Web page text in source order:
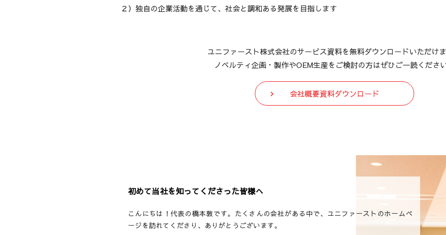
２）独自の企業活動を通じて、社会と調和ある発展を目指します
ユニファースト株式会社のサービス資料を無料ダウンロードいただけま
ノベルティ企画・製作やOEM生産をご検討の方はぜひご一読ください
会社概要資料ダウンロード
初めて当社を知ってくださった皆様へ
こんにちは！代表の橋本敦です。たくさんの会社がある中で、ユニファーストのホームペ
ージを訪れてくださり、ありがとうございます。